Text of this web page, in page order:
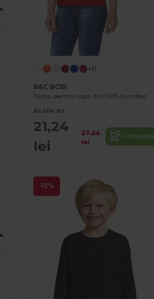
+11
B&C BC151
Tricou pentru copii din 100% bumbac
As low as:
21,24
lei
27,66
lei
Comandă
-12%